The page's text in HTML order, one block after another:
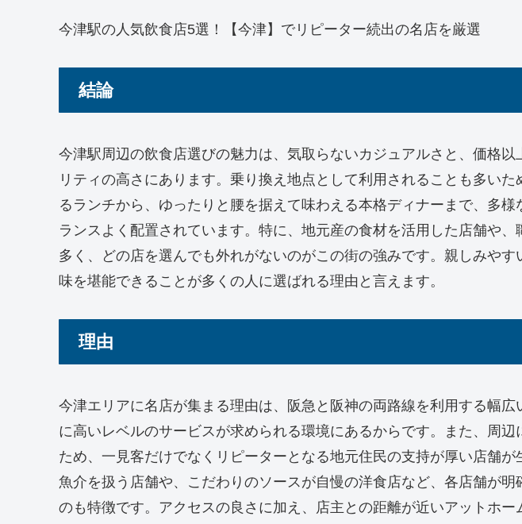
今津駅の人気飲食店5選！【今津】でリピーター続出の名店を厳選
結論
今津駅周辺の飲食店選びの魅力は、気取らないカジュアルさと、価格以
リティの高さにあります。乗り換え地点として利用されることも多い
るランチから、ゆったりと腰を据えて味わえる本格ディナーまで、多
ランスよく配置されています。特に、地元産の食材を活用した店舗や
多く、どの店を選んでも外れがないのがこの街の強みです。親しみやす
味を堪能できることが多くの人に選ばれる理由と言えます。
理由
今津エリアに名店が集まる理由は、阪急と阪神の両路線を利用する幅広
に高いレベルのサービスが求められる環境にあるからです。また、周辺
ため、一見客だけでなくリピーターとなる地元住民の支持が厚い店舗が
魚介を扱う店舗や、こだわりのソースが自慢の洋食店など、各店舗が明
のも特徴です。アクセスの良さに加え、店主との距離が近いアットホー